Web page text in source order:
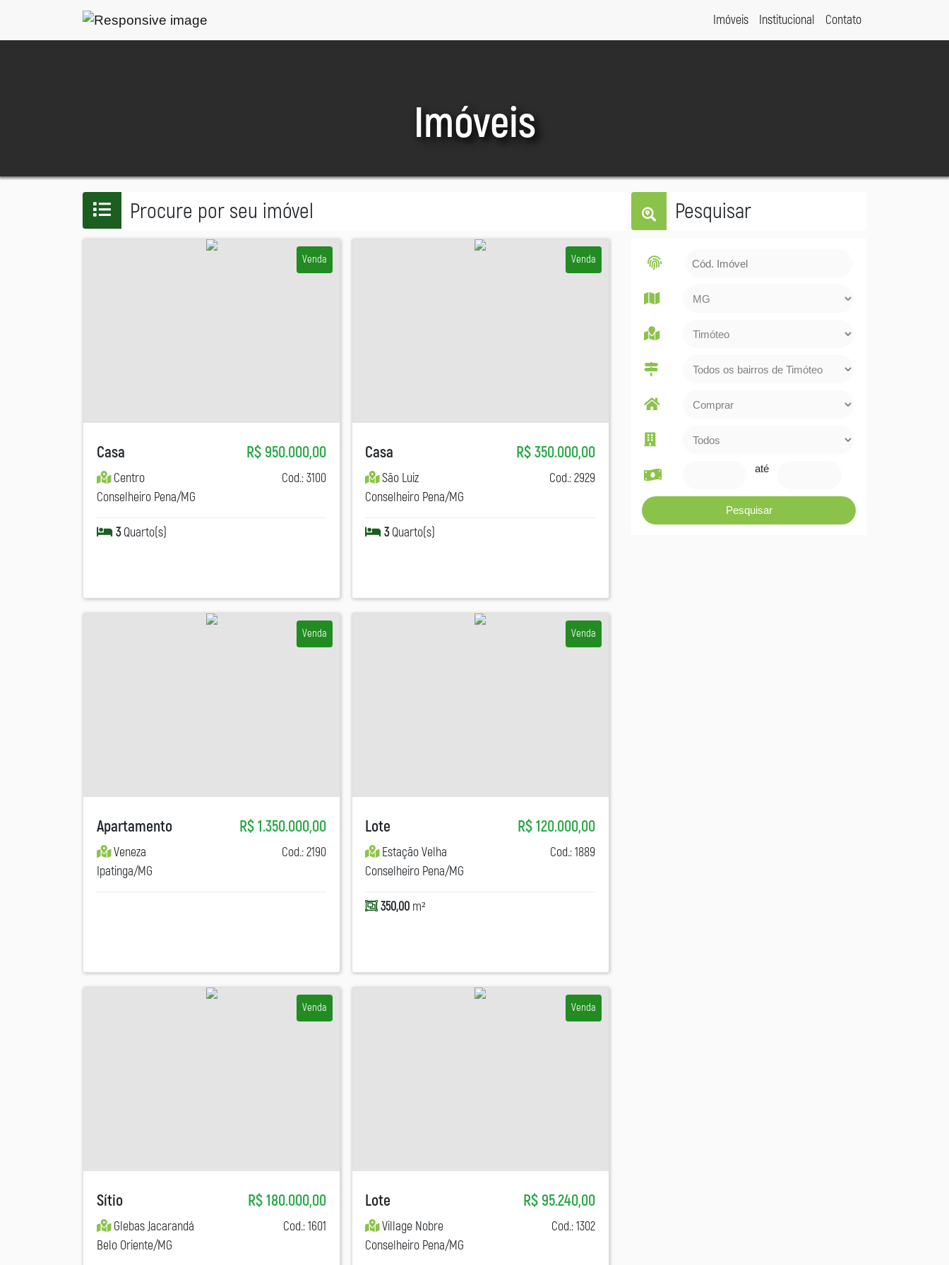
Imóveis Institucional Contato
Imóveis
Procure por seu imóvel
Venda
Casa R$ 950.000,00
Cod.: 3100
Centro
Conselheiro Pena/MG
3Quarto(s)
Venda
Casa R$ 350.000,00
Cod.: 2929
São Luiz
Conselheiro Pena/MG
3Quarto(s)
Venda
Apartamento R$ 1.350.000,00
Cod.: 2190
Veneza
Ipatinga/MG
Venda
Lote R$ 120.000,00
Cod.: 1889
Estação Velha
Conselheiro Pena/MG
350,00 m²
Venda
Sítio R$ 180.000,00
Cod.: 1601
Glebas Jacarandá
Belo Oriente/MG
Venda
Lote R$ 95.240,00
Cod.: 1302
Village Nobre
Conselheiro Pena/MG
Pesquisar
até
Pesquisar